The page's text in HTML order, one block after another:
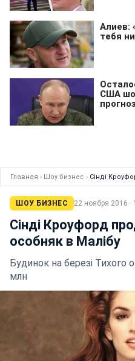
Главная › Шоу бизнес › Сінді
ШОУ БИЗНЕС 22 ноября 2016 ·
Сінді Кроуфорд
особняк в Малібу
Будинок на березі Тихого
млн